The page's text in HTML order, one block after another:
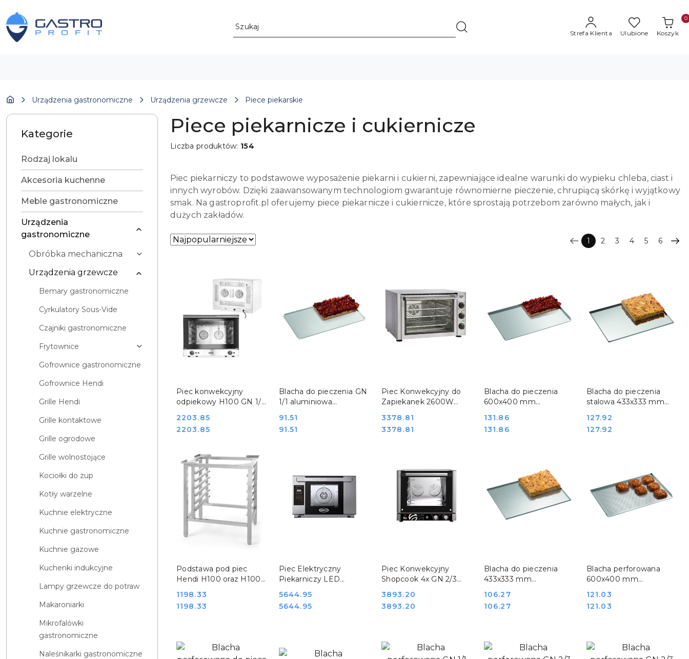
Przejdź do treści głównej
Przejdź do wyszukiwarki
Przejdź do moje konto
Przejdź do menu głównego
Przejdź do stopki
Strefa Klienta Ulubione Koszyk
0
Urządzenia gastronomiczne Urządzenia grzewcze Piece piekarskie
Kategorie
Rodzaj lokalu
Akcesoria kuchenne
Meble gastronomiczne
Urządzenia
gastronomiczne
Obróbka mechaniczna
Urządzenia grzewcze
Bemary gastronomiczne
Cyrkulatory Sous-Vide
Czajniki gastronomiczne
Frytownice
Gofrownice gastronomiczne
Gofrownice Hendi
Grille Hendi
Grille kontaktowe
Grille ogrodowe
Grille wolnostojące
Kociołki do zup
Kotły warzelne
Kuchnie elektryczne
Kuchnie gastronomiczne
Kuchnie gazowe
Kuchenki indukcyjne
Lampy grzewcze do potraw
Makaroniarki
Mikrofalówki
gastronomiczne
Naleśnikarki gastronomiczne
Piece piekarnicze i cukiernicze
Liczba produktów: 154
Piec piekarniczy to podstawowe wyposażenie piekarni i cukierni, zapewniające idealne warunki do wypieku chleba, ciast i
innych wyrobów. Dzięki zaawansowanym technologiom gwarantuje równomierne pieczenie, chrupiącą skórkę i wyjątkowy
smak. Na gastroprofit.pl oferujemy piece piekarnicze i cukiernicze, które sprostają potrzebom zarówno małych, jak i
dużych zakładów.
Zastosowano
Sortuj
1 2 3 4 5 6
Piec konwekcyjny
odpiekowy H100 GN 1/1
gastronomiczny Hendi
229880
Cena:
2203.85
Cena:
2203.85
DO KOSZYKA
Blacha do pieczenia GN
1/1 aluminiowa
Bartscher 100426
Cena:
91.51
Cena:
91.51
DO KOSZYKA
Piec Konwekcyjny do
Zapiekanek 2600W
777266
Cena:
3378.81
Cena:
3378.81
DO KOSZYKA
Blacha do pieczenia
600x400 mm
Bartscher 100412
Cena:
131.86
Cena:
131.86
DO KOSZYKA
Blacha do pieczenia
stalowa 433x333 mm
100404
Cena:
127.92
Cena:
127.92
DO KOSZYKA
Podstawa pod piec
Hendi H100 oraz H100S
mm Hendi 237151
Cena:
1198.33
Cena:
1198.33
DO KOSZYKA
Piec Elektryczny
Piekarniczy LED
Stefania Unox 9041165
Cena:
5644.95
Cena:
5644.95
DO KOSZYKA
Piec Konwekcyjny
Shopcook 4x GN 2/3
912058
Cena:
3893.20
Cena:
3893.20
DO KOSZYKA
Blacha do pieczenia
433x333 mm
Bartscher 100406
Cena:
106.27
Cena:
106.27
DO KOSZYKA
Blacha perforowana
600x400 mm
pieczenia Bartscher
100413
Cena:
121.03
Cena:
121.03
DO KOSZYKA